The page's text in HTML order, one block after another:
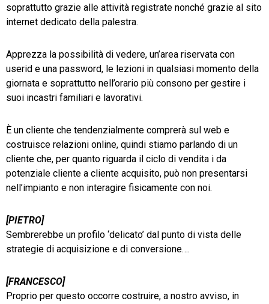
soprattutto grazie alle attività registrate nonché grazie al sito
internet dedicato della palestra.
Apprezza la possibilità di vedere, un’area riservata con
userid e una password, le lezioni in qualsiasi momento della
giornata e soprattutto nell’orario più consono per gestire i
suoi incastri familiari e lavorativi.
È un cliente che tendenzialmente comprerà sul web e
costruisce relazioni online, quindi stiamo parlando di un
cliente che, per quanto riguarda il ciclo di vendita i da
potenziale cliente a cliente acquisito, può non presentarsi
nell’impianto e non interagire fisicamente con noi.
[PIETRO]
Sembrerebbe un profilo ‘delicato’ dal punto di vista delle
strategie di acquisizione e di conversione….
[FRANCESCO]
Proprio per questo occorre costruire, a nostro avviso, in